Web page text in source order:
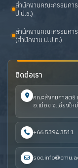
สำนักงานคณะกรรมกา
ป.ป.ช.)
สำนักงานคณะกรรมกา
(สำนักงาน ป.ป.ท.)
ติดต่อเรา
คณะสังคมศาสตร์
อ.เมือง จ.เชียงให
+66 5394 3511